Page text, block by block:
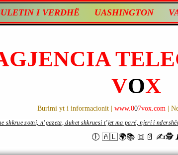
I VERDHË UASHINGTON
VOX
Burimi yt i informacionit | www.007vox.com |
🕕 🇦🇱🌍📚 📖📄
shkrue zotni, n’gazeta, duhet shkruesi t’jet ma parë, njeri i